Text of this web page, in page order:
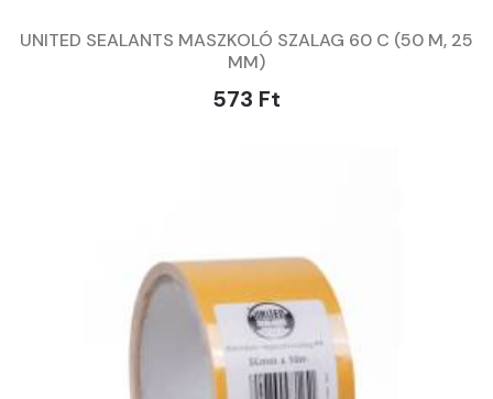
UNITED SEALANTS MASZKOLÓ SZALAG 60 C (50 M, 25
MM)
573 Ft